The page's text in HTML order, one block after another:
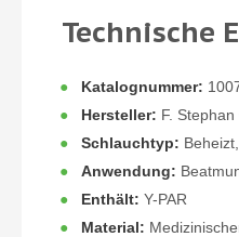
Technische
Katalognummer:
Hersteller: F. Stephan
Schlauchtyp:
Anwendung:
Enthält: Y-PAR
Material: